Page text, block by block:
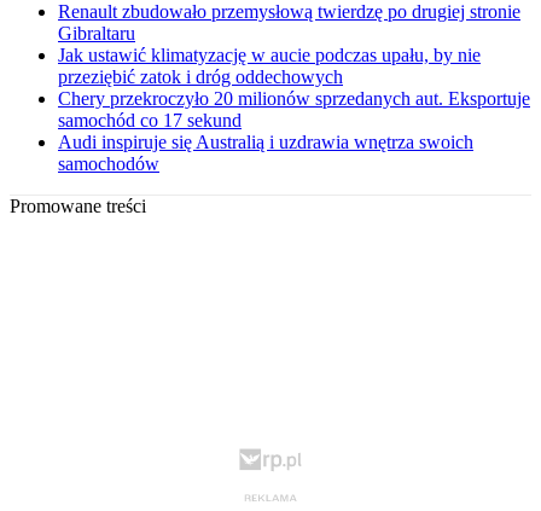
Renault zbudowało przemysłową twierdzę po drugiej stronie
Gibraltaru
Jak ustawić klimatyzację w aucie podczas upału, by nie
przeziębić zatok i dróg oddechowych
Chery przekroczyło 20 milionów sprzedanych aut. Eksportuje
samochód co 17 sekund
Audi inspiruje się Australią i uzdrawia wnętrza swoich
samochodów
Promowane treści